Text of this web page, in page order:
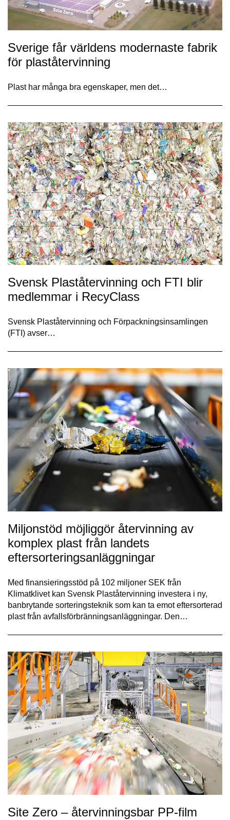
Sverige får världens modernaste fabrik
för plaståtervinning
Plast har många bra egenskaper, men det…
Svensk Plaståtervinning och FTI blir
medlemmar i RecyClass
Svensk Plaståtervinning och Förpackningsinsamlingen
(FTI) avser…
Miljonstöd möjliggör återvinning av
komplex plast från landets
eftersorteringsanläggningar
Med finansieringsstöd på 102 miljoner SEK från
Klimatklivet kan Svensk Plaståtervinning investera i ny,
banbrytande sorteringsteknik som kan ta emot eftersorterad
plast från avfallsförbränningsanläggningar. Den…
Site Zero – återvinningsbar PP-film